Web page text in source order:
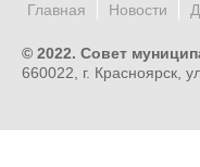
Главная Новости
© 2022. Совет
660022, г. Красноярск,